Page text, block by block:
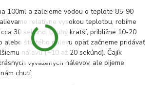
100ml a zalejeme vodou o teplote 85-90
relatívne vysokou teplotou, robíme
30 sekúnd. Druhý kratší, približne 10-20
alebo štvrtého nálevu opäť začneme pridávať
nálevu (+10 až 20 sekúnd). Čajík
vyvážených nálevov, ale pijeme
chutí.